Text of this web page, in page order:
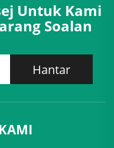
Untuk Kami
Soalan
Hantar